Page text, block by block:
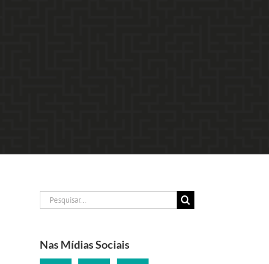
Buscar
resultados
Nas Mídias Sociais